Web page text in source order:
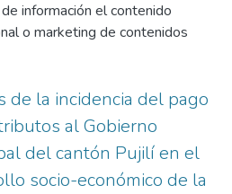
Sebastian ;Galarza Sierra,
;Cárdenas, Milton Marcelo
información el contenido
o marketing de contenidos
por esta razón las
deberían considerar evaluar
de sus anuncios publicitarios
y retener la atención, siendo
un elemento crucial y un
de interés real de compra o
de la incidencia del pago
al Gobierno
del cantón Pujilí en el
socio-económico de la